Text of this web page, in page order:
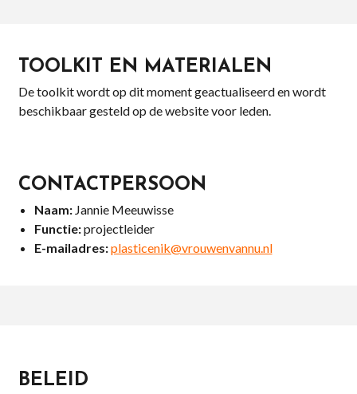
TOOLKIT EN MATERIALEN
De toolkit wordt op dit moment geactualiseerd en wordt
beschikbaargesteldop de website voor leden.
CONTACTPERSOON
Naam:Jannie Meeuwisse
Functie:projectleider
E-mailadres:plasticenik@vrouwenvannu.nl
BELEID